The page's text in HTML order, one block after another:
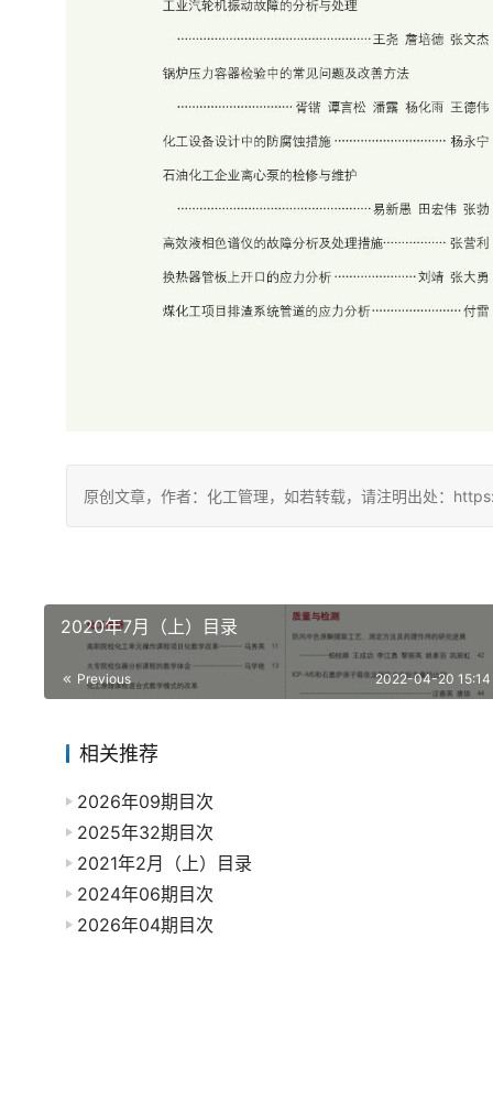
原创文章，作者：化工管理，如若转载，请注明出处：
2020年7月（上）目录
Previous 2022-04-20 15:14
相关推荐
2026年09期目次
2025年32期目次
2021年2月（上）目录
2024年06期目次
2026年04期目次